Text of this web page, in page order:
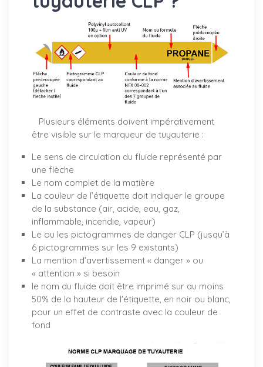
Plusieurs éléments doivent impérativement
être visible sur le marqueur de tuyauterie :
Le sens de circulation du fluide représenté par
une flèche
Le nom complet de la matière
La couleur de l’étiquette doit indiquer le groupe
de la substance (air, acide, eau, gaz,
inflammable, incendie, vapeur)
Le ou les pictogrammes de danger CLP (jusqu’à
6 pictogrammes sur les 9 existants)
La mention d’avertissement « danger » ou
« attention » si besoin
le nom du fluide doit être imprimé sur au moins
50% de la hauteur de l'étiquette, en noir ou blanc,
pour un effet de contraste avec la couleur de
fond